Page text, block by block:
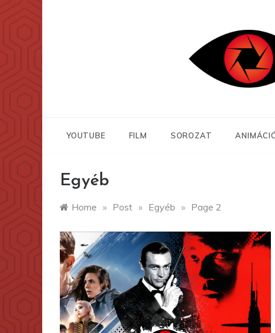
YOUTUBE FILM SOROZAT
Egyéb
Home » Post » Egyéb » Page 2